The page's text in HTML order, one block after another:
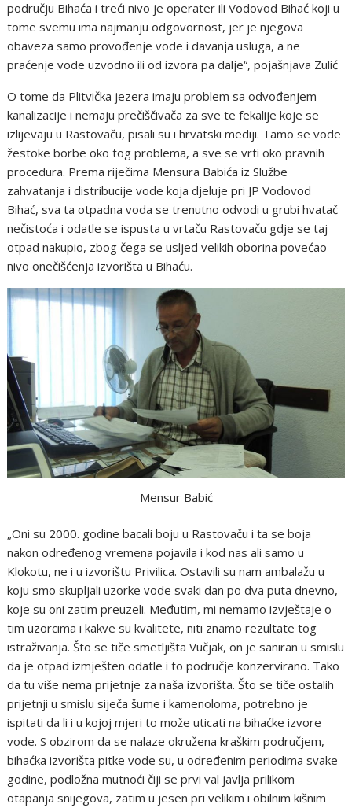
području Bihaća i treći nivo je operater ili Vodovod Bihać koji u
tome svemu ima najmanju odgovornost, jer je njegova
obaveza samo provođenje vode i davanja usluga, a ne
praćenje vode uzvodno ili od izvora pa dalje“, pojašnjava Zulić
O tome da Plitvička jezera imaju problem sa odvođenjem
kanalizacije i nemaju prečiščivača za sve te fekalije koje se
izlijevaju u Rastovaču, pisali su i hrvatski mediji. Tamo se vode
žestoke borbe oko tog problema, a sve se vrti oko pravnih
procedura. Prema riječima Mensura Babića iz Službe
zahvatanja i distribucije vode koja djeluje pri JP Vodovod
Bihać, sva ta otpadna voda se trenutno odvodi u grubi hvatač
nečistoća i odatle se ispusta u vrtaču Rastovaču gdje se taj
otpad nakupio, zbog čega se usljed velikih oborina povećao
nivo onečišćenja izvorišta u Bihaću.
Mensur Babić
„Oni su 2000. godine bacali boju u Rastovaču i ta se boja
nakon određenog vremena pojavila i kod nas ali samo u
Klokotu, ne i u izvorištu Privilica. Ostavili su nam ambalažu u
koju smo skupljali uzorke vode svaki dan po dva puta dnevno,
koje su oni zatim preuzeli. Međutim, mi nemamo izvještaje o
tim uzorcima i kakve su kvalitete, niti znamo rezultate tog
istraživanja. Što se tiče smetljišta Vučjak, on je saniran u smislu
da je otpad izmješten odatle i to područje konzervirano. Tako
da tu više nema prijetnje za naša izvorišta. Što se tiče ostalih
prijetnji u smislu siječa šume i kamenoloma, potrebno je
ispitati da li i u kojoj mjeri to može uticati na bihaćke izvore
vode. S obzirom da se nalaze okružena kraškim područjem,
bihaćka izvorišta pitke vode su, u određenim periodima svake
godine, podložna mutnoći čiji se prvi val javlja prilikom
otapanja snijegova, zatim u jesen pri velikim i obilnim kišnim